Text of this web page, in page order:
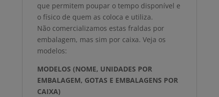
que permitem poupar o tempo disponível e
o físico de quem as coloca e utiliza.
Não comercializamos estas fraldas por
embalagem, mas sim por caixa. Veja os
modelos:
MODELOS (NOME, UNIDADES POR
EMBALAGEM, GOTAS E EMBALAGENS POR
CAIXA)